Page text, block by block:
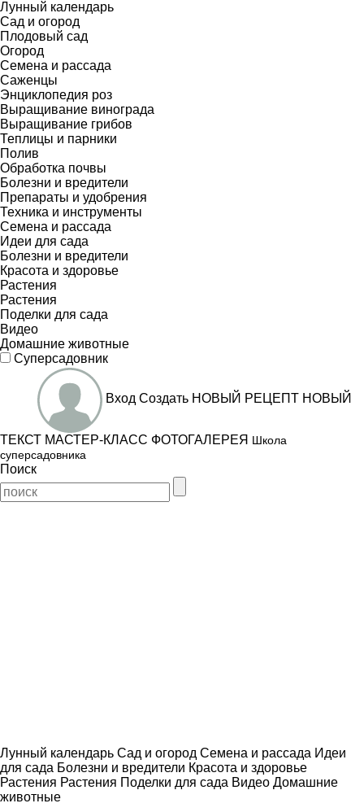
Лунный календарь
Сад и огород
Плодовый сад
Огород
Семена и рассада
Саженцы
Энциклопедия роз
Выращивание винограда
Выращивание грибов
Теплицы и парники
Полив
Обработка почвы
Болезни и вредители
Препараты и удобрения
Техника и инструменты
Семена и рассада
Идеи для сада
Болезни и вредители
Красота и здоровье
Растения
Растения
Поделки для сада
Видео
Домашние животные
Суперсадовник
Вход Создать НОВЫЙ РЕЦЕПТ НОВЫЙ
ТЕКСТ МАСТЕР-КЛАСС ФОТОГАЛЕРЕЯ Школа
суперсадовника
Поиск
Лунный календарь Сад и огород Семена и рассада Идеи
для сада Болезни и вредители Красота и здоровье
Растения Растения Поделки для сада Видео Домашние
животные